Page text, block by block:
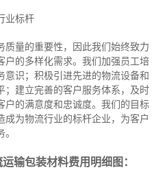
业标杆
质量的重要性，因此我们始终致力
户的多样化需求。我们加强员工培
意识；积极引进先进的物流设备和
；建立完善的客户服务体系，及时
户的满意度和忠诚度。我们的目标
为物流行业的标杆企业，为客户
输包装材料费用明细图：